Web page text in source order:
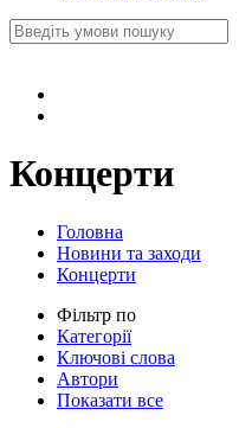
Концерти
Головна
Новини та заходи
Концерти
Фільтр по
Категорії
Ключові слова
Автори
Показати все